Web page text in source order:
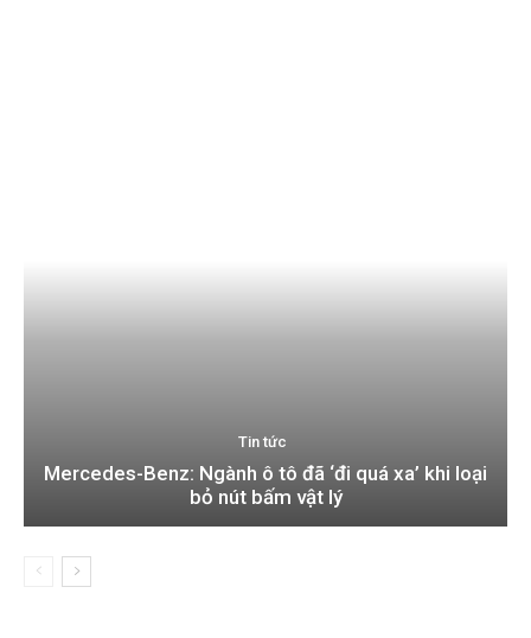
Tin tức
Mercedes-Benz: Ngành ô tô đã ‘đi quá xa’ khi loại
bỏ nút bấm vật lý